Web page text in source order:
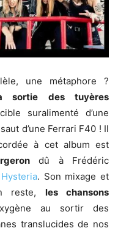
une métaphore ?
sortie des tuyères
suralimenté d’une
d’une Ferrari F40 ! Il
à cet album est
dû à Frédéric
. Son mixage et
reste, les chansons
au sortir des
translucides de nos